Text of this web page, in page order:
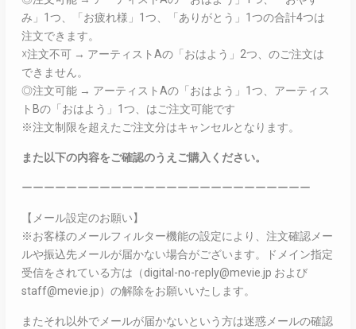
み」1つ、「お疲れ様」1つ、「ありがとう」1つの合計4つは
注文できます。
☓注文不可 → アーティストAの「おはよう」2つ、のご注文は
できません。
◎注文可能 → アーティストAの「おはよう」1つ、アーティス
トBの「おはよう」1つ、はご注文可能です
※注文制限を超えたご注文分はキャンセルとなります。
また以下の内容をご確認のうえご購入ください。
ーーーーーーーーーーーーーーーーーーーーーーーーーー
【メール設定のお願い】
※お客様のメールフィルター機能の設定により、注文確認メー
ルや振込先メールが届かない場合がございます。ドメイン指定
受信をされている方は（digital-no-reply@mevie.jp および
staff@mevie.jp）の解除をお願いいたします。
またそれ以外でメールが届かないという方は迷惑メールの確認